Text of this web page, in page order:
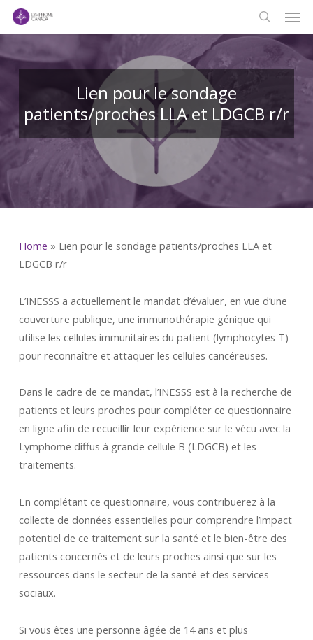
Skip
content
search
Lien pour le sondage
patients/proches LLA et LDGCB r/r
Home » Lien pour le sondage patients/proches LLA et
LDGCB r/r
L’INESSS a actuellement le mandat d’évaluer, en vue d’une
couverture publique, une immunothérapie génique qui
utilise les cellules immunitaires du patient (lymphocytes T)
pour reconnaître et attaquer les cellules cancéreuses.
Dans le cadre de ce mandat, l’INESSS est à la recherche de
patients et leurs proches pour compléter ce questionnaire
en ligne afin de recueillir leur expérience sur le vécu avec la
Lymphome diffus à grande cellule B (LDGCB) et les
traitements.
En complétant ce questionnaire, vous contribuerez à la
collecte de données essentielles pour comprendre l’impact
potentiel de ce traitement sur la santé et le bien-être des
patients concernés et de leurs proches ainsi que sur les
ressources dans le secteur de la santé et des services
sociaux.
Si vous êtes une personne âgée de 14 ans et plus